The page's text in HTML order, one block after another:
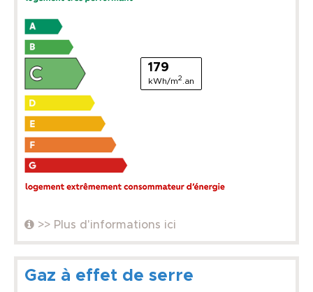
179
kWh/m2 .an
>> Plus d'informations ici
Gaz à effet de serre